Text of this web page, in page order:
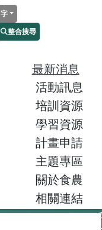
字
整合搜尋
最新消息
活動訊息
培訓資源
學習資源
計畫申請
主題專區
關於食農
相關連結